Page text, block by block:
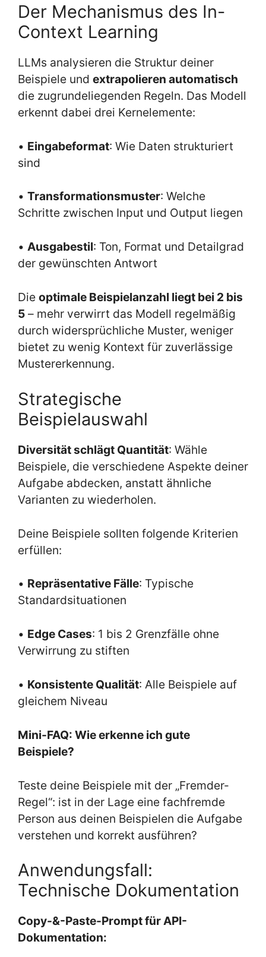
Der Mechanismus des In-
Context Learning
LLMs analysieren die Struktur deiner
Beispiele und extrapolieren automatisch
die zugrundeliegenden Regeln. Das Modell
erkennt dabei drei Kernelemente:
• Eingabeformat: Wie Daten strukturiert
sind
• Transformationsmuster: Welche
Schritte zwischen Input und Output liegen
• Ausgabestil: Ton, Format und Detailgrad
der gewünschten Antwort
Die optimale Beispielanzahl liegt bei 2 bis
5 – mehr verwirrt das Modell regelmäßig
durch widersprüchliche Muster, weniger
bietet zu wenig Kontext für zuverlässige
Mustererkennung.
Strategische
Beispielauswahl
Diversität schlägt Quantität: Wähle
Beispiele, die verschiedene Aspekte deiner
Aufgabe abdecken, anstatt ähnliche
Varianten zu wiederholen.
Deine Beispiele sollten folgende Kriterien
erfüllen:
• Repräsentative Fälle: Typische
Standardsituationen
• Edge Cases: 1 bis 2 Grenzfälle ohne
Verwirrung zu stiften
• Konsistente Qualität: Alle Beispiele auf
gleichem Niveau
Mini-FAQ: Wie erkenne ich gute
Beispiele?
Teste deine Beispiele mit der „Fremder-
Regel“: ist in der Lage eine fachfremde
Person aus deinen Beispielen die Aufgabe
verstehen und korrekt ausführen?
Anwendungsfall:
Technische Dokumentation
Copy-&-Paste-Prompt für API-
Dokumentation: